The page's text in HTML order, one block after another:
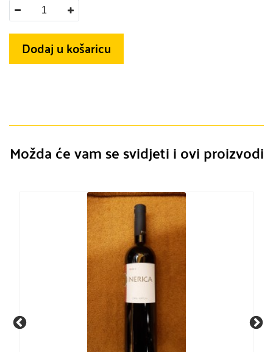
Dodaj u košaricu
Možda će vam se svidjeti i ovi proizvodi